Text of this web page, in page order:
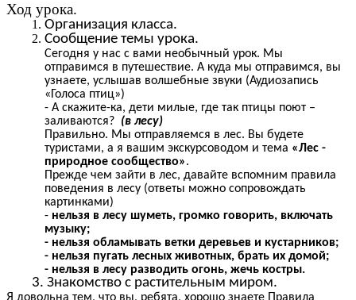
Ход урока.
Организация класса.
Сообщение темы урока.
Сегодня у нас с вами необычный урок. Мы
отправимся в путешествие. А куда мы отправимся, вы
узнаете, услышав волшебные звуки (Аудиозапись
«Голоса птиц»)
- А скажите-ка, дети милые, где так птицы поют –
заливаются? (в лесу)
Правильно. Мы отправляемся в лес. Вы будете
туристами, а я вашим экскурсоводом и тема «Лес -
природное сообщество».
Прежде чем зайти в лес, давайте вспомним правила
поведения в лесу (ответы можно сопровождать
картинками)
- нельзя в лесу шуметь, громко говорить, включать
музыку;
- нельзя обламывать ветки деревьев и кустарников;
- нельзя пугать лесных животных, брать их домой;
- нельзя в лесу разводить огонь, жечь костры.
3. Знакомство с растительным миром.